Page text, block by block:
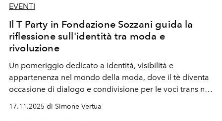
EVENTI
Il T Party in Fondazione Sozzani guida la
riflessione sull'identità tra moda e
rivoluzione
Un pomeriggio dedicato a identità, visibilità e
appartenenza nel mondo della moda, dove il tè diventa
occasione di dialogo e condivisione per le voci trans nel
settore creativo.
17.11.2025 di Simone Vertua